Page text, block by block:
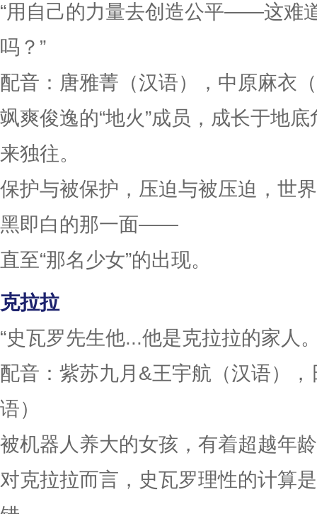
“用自己的力量去创造公平——这难
吗？”
配音：唐雅菁（汉语），中原麻衣
飒爽俊逸的“地火”成员，成长于地
来独往。
保护与被保护，压迫与被压迫，世
黑即白的那一面——
直至“那名少女”的出现。
克拉拉
“史瓦罗先生他...他是克拉拉的家人
配音：紫苏九月&王宇航（汉语）
语）
被机器人养大的女孩，有着超越年
对克拉拉而言，史瓦罗理性的计算